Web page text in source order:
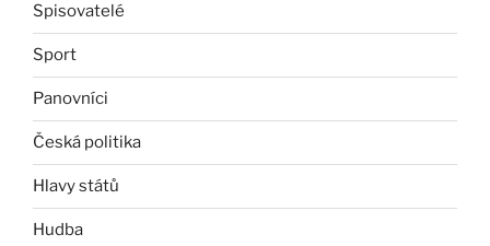
Spisovatelé
Sport
Panovníci
Česká politika
Hlavy států
Hudba